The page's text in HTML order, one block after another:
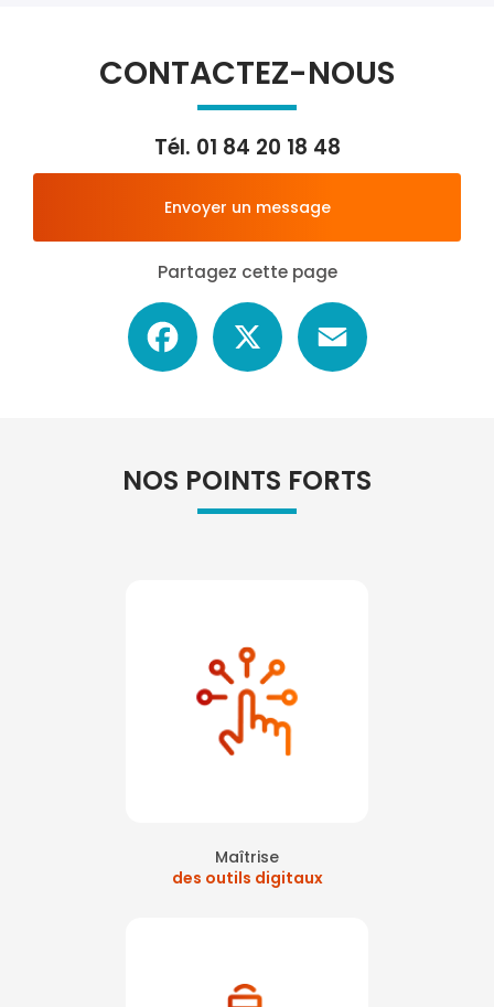
CONTACTEZ-NOUS
Tél. 01 84 20 18 48
Envoyer un message
Partagez cette page
Facebook
NOS POINTS FORTS
Maîtrise
des outils digitaux